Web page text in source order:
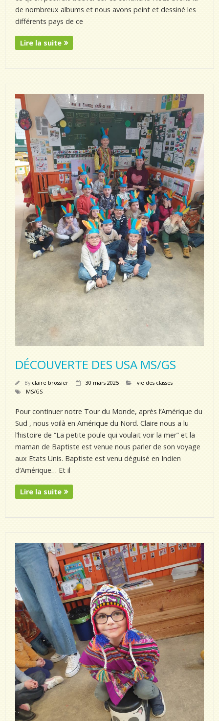
de nombreux albums et nous avons peint et dessiné les
différents pays de ce
Lire la suite
DÉCOUVERTE DES USA MS/GS
By claire brossier 30 mars 2025
vie des classes
MS/GS
Pour continuer notre Tour du Monde, après l’Amérique du
Sud , nous voilà en Amérique du Nord. Claire nous a lu
l’histoire de “La petite poule qui voulait voir la mer” et la
maman de Baptiste est venue nous parler de son voyage
aux Etats Unis. Baptiste est venu déguisé en Indien
d’Amérique… Et il
Lire la suite